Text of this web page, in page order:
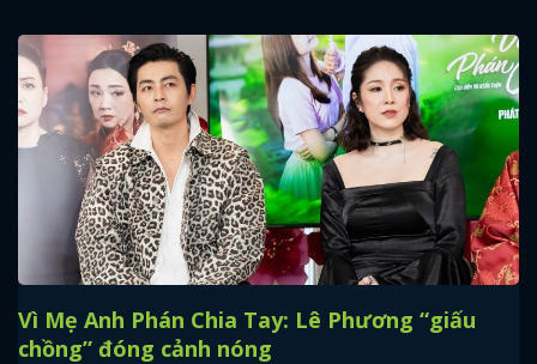
Vì Mẹ Anh Phán Chia Tay: Lê Phương “giấu
chồng” đóng cảnh nóng